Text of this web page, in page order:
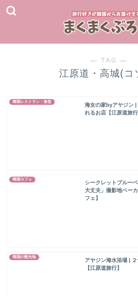
― TAG ―
江原道・高城(コ
韓国レストラン・食堂
海女の家byアヤジン |
れるお店【江原道旅行
韓国カフェ
シークレットブルー
大丈夫」撮影地ベー
フェ】
韓国の観光地
アヤジン海水浴場 |
【江原道旅行】